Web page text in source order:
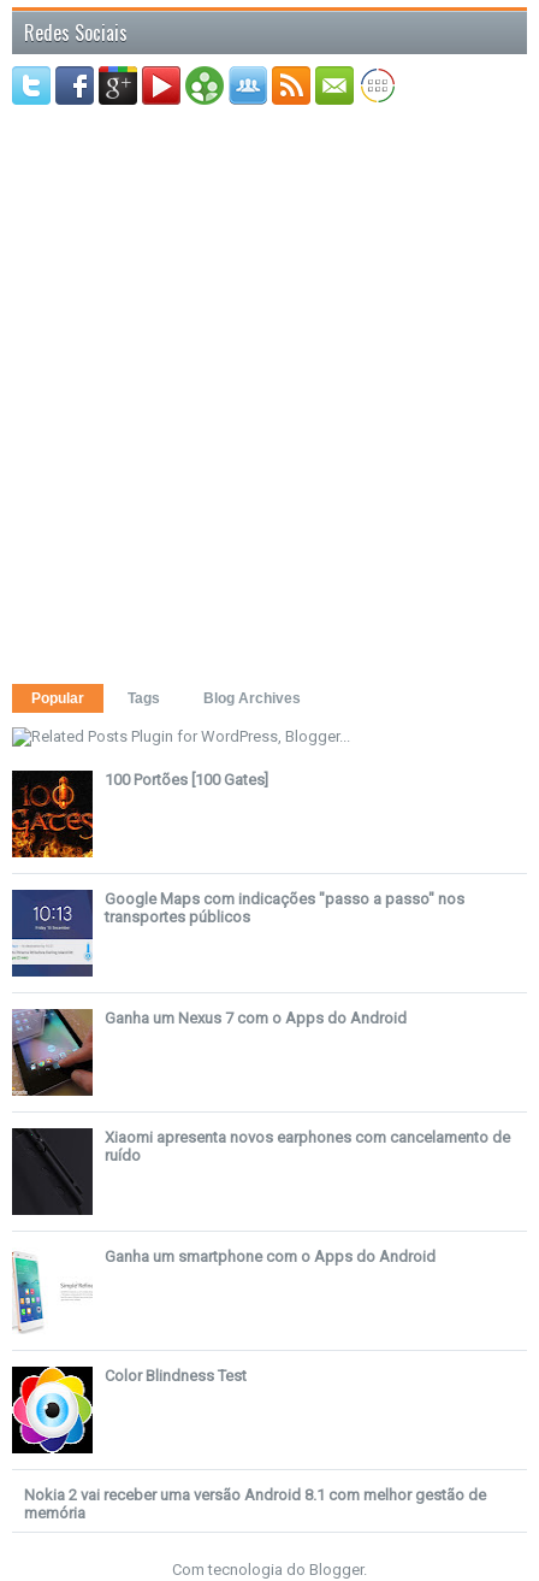
Redes Sociais
Popular Tags Blog Archives
100 Portões [100 Gates]
Google Maps com indicações "passo a passo" nos
transportes públicos
Ganha um Nexus 7 com o Apps do Android
Xiaomi apresenta novos earphones com cancelamento de
ruído
Ganha um smartphone com o Apps do Android
Color Blindness Test
Nokia 2 vai receber uma versão Android 8.1 com melhor gestão de
memória
Com tecnologia do Blogger.